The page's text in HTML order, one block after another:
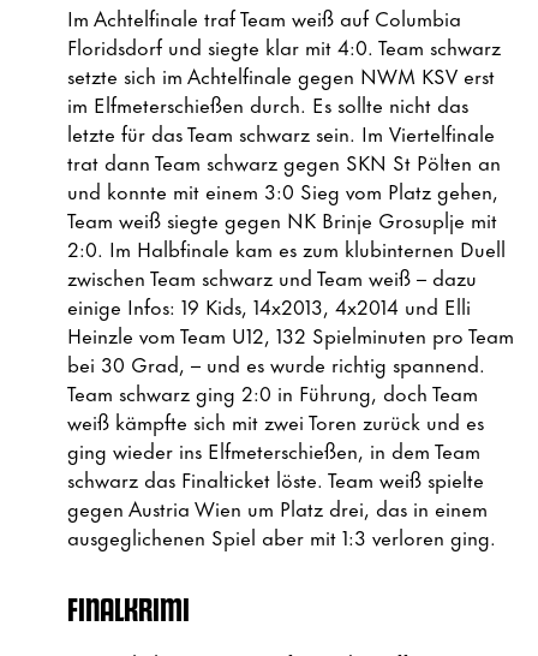
Im Achtelfinale traf Team weiß auf Columbia
Floridsdorf und siegte klar mit 4:0. Team schwarz
setzte sich im Achtelfinale gegen NWM KSV erst
im Elfmeterschießen durch. Es sollte nicht das
letzte für das Team schwarz sein. Im Viertelfinale
trat dann Team schwarz gegen SKN St Pölten an
und konnte mit einem 3:0 Sieg vom Platz gehen,
Team weiß siegte gegen NK Brinje Grosuplje mit
2:0. Im Halbfinale kam es zum klubinternen Duell
zwischen Team schwarz und Team weiß – dazu
einige Infos: 19 Kids, 14x2013, 4x2014 und Elli
Heinzle vom Team U12, 132 Spielminuten pro Team
bei 30 Grad, – und es wurde richtig spannend.
Team schwarz ging 2:0 in Führung, doch Team
weiß kämpfte sich mit zwei Toren zurück und es
ging wieder ins Elfmeterschießen, in dem Team
schwarz das Finalticket löste. Team weiß spielte
gegen Austria Wien um Platz drei, das in einem
ausgeglichenen Spiel aber mit 1:3 verloren ging.
FINALKRIMI